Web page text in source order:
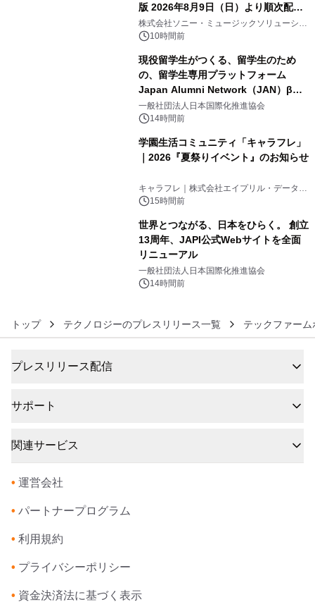
版 2026年8月9日（日）より順次配信
開始
株式会社ソニー・ミュージックソリューショ
ンズ10時間前
現役留学生がつくる、留学生のため
の、留学生専用プラットフォーム
Japan Alumni Network（JAN）β版
をリリース
一般社団法人日本国際化推進協会
14時間前
学園生活コミュニティ「キャラフレ」
｜2026『夏祭りイベント』のお知らせ
キャラフレ｜株式会社エイプリル・データ・
デザインズ
15時間前
世界とつながる、日本をひらく。 創立
13周年、JAPI公式Webサイトを全面
リニューアル
一般社団法人日本国際化推進協会
14時間前
トップ テクノロジーのプレスリリース一覧 テックファー
プレスリリース配信
サポート
関連サービス
• 運営会社
• パートナープログラム
• 利用規約
• プライバシーポリシー
• 資金決済法に基づく表示